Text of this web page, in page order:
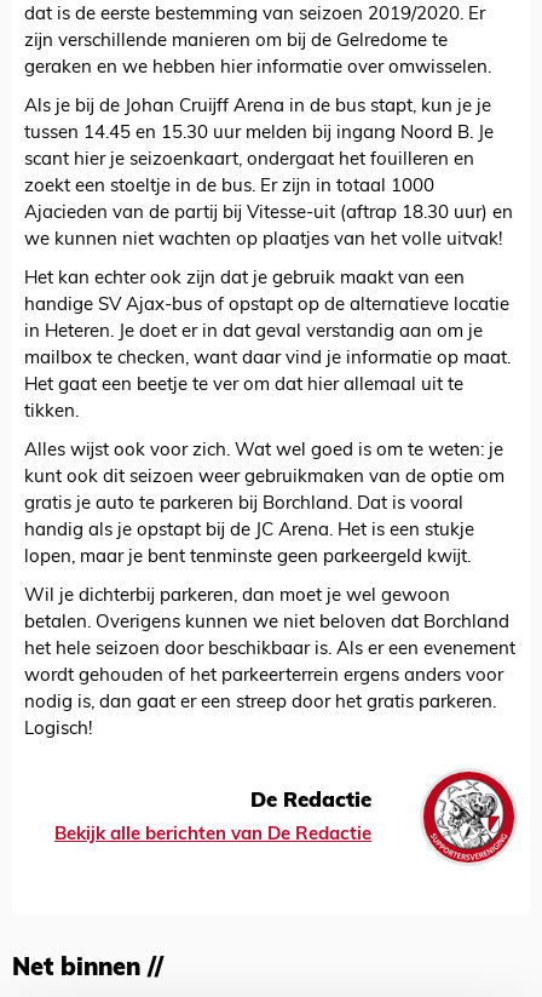
dat is de eerste bestemming van seizoen 2019/2020. Er
zijn verschillende manieren om bij de Gelredome te
geraken en we hebben hier informatie over omwisselen.
Als je bij de Johan Cruijff Arena in de bus stapt, kun je je
tussen 14.45 en 15.30 uur melden bij ingang Noord B. Je
scant hier je seizoenkaart, ondergaat het fouilleren en
zoekt een stoeltje in de bus. Er zijn in totaal 1000
Ajacieden van de partij bij Vitesse-uit (aftrap 18.30 uur) en
we kunnen niet wachten op plaatjes van het volle uitvak!
Het kan echter ook zijn dat je gebruik maakt van een
handige SV Ajax-bus of opstapt op de alternatieve locatie
in Heteren. Je doet er in dat geval verstandig aan om je
mailbox te checken, want daar vind je informatie op maat.
Het gaat een beetje te ver om dat hier allemaal uit te
tikken.
Alles wijst ook voor zich. Wat wel goed is om te weten: je
kunt ook dit seizoen weer gebruikmaken van de optie om
gratis je auto te parkeren bij Borchland. Dat is vooral
handig als je opstapt bij de JC Arena. Het is een stukje
lopen, maar je bent tenminste geen parkeergeld kwijt.
Wil je dichterbij parkeren, dan moet je wel gewoon
betalen. Overigens kunnen we niet beloven dat Borchland
het hele seizoen door beschikbaar is. Als er een evenement
wordt gehouden of het parkeerterrein ergens anders voor
nodig is, dan gaat er een streep door het gratis parkeren.
Logisch!
De Redactie
Bekijk alle berichten van De Redactie
Net binnen //